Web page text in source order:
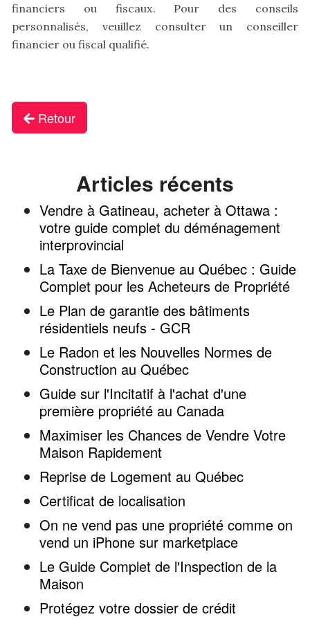
financiers ou fiscaux. Pour des conseils
personnalisés, veuillez consulter un conseiller
financier ou fiscal qualifié.
Retour
Articles récents
Vendre à Gatineau, acheter à Ottawa :
votre guide complet du déménagement
interprovincial
La Taxe de Bienvenue au Québec : Guide
Complet pour les Acheteurs de Propriété
Le Plan de garantie des bâtiments
résidentiels neufs - GCR
Le Radon et les Nouvelles Normes de
Construction au Québec
Guide sur l'Incitatif à l'achat d'une
première propriété au Canada
Maximiser les Chances de Vendre Votre
Maison Rapidement
Reprise de Logement au Québec
Certificat de localisation
On ne vend pas une propriété comme on
vend un iPhone sur marketplace
Le Guide Complet de l'Inspection de la
Maison
Protégez votre dossier de crédit